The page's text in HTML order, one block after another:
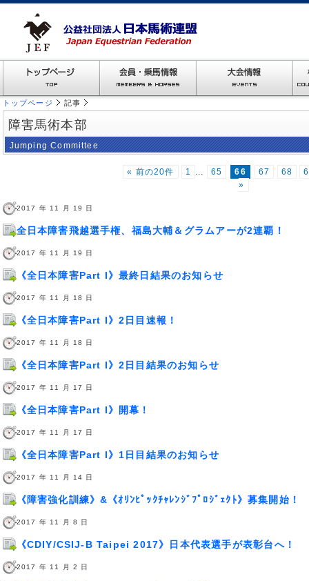
トップページ 記事
障害馬術本部
Jumping Committee
« 前の20件 1 ... 65 66 67 68
»
2017 年 11 月 19 日
全日本障害飛越選手権、福島大輔＆グラムアーが2連覇！
2017 年 11 月 19 日
《全日本障害Part I》最終日結果のお知らせ
2017 年 11 月 18 日
《全日本障害Part I》2日目速報！
2017 年 11 月 18 日
《全日本障害Part I》2日目結果のお知らせ
2017 年 11 月 17 日
《全日本障害Part I》開幕！
2017 年 11 月 17 日
《全日本障害Part I》1日目結果のお知らせ
2017 年 11 月 14 日
《障害強化訓練》&《ｵﾘﾝﾋﾟｯｸﾁｬﾚﾝｼﾞﾌﾟﾛｼﾞｪｸﾄ》募集開始！
2017 年 11 月 8 日
《CDIY/CSIJ-B Taipei 2017》日本代表選手が表彰台へ！
2017 年 11 月 2 日